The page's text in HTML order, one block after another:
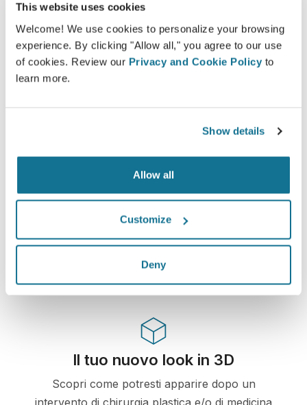
This website uses cookies
Welcome! We use cookies to personalize your browsing
experience. By clicking "Allow all," you agree to our use
of cookies. Review our Privacy and Cookie Policy to
learn more.
Show details
Allow all
Customize
Deny
Facile e sicuro
Crisalix si impegna a proteggere sempre la tua
High-Tech
Primo simulatore 3D web-based per chirurgia
plastica e medicina estetica, già utilizzato da
società di chirurgia plastica.
Il tuo nuovo look in 3D
Scopri come potresti apparire dopo un